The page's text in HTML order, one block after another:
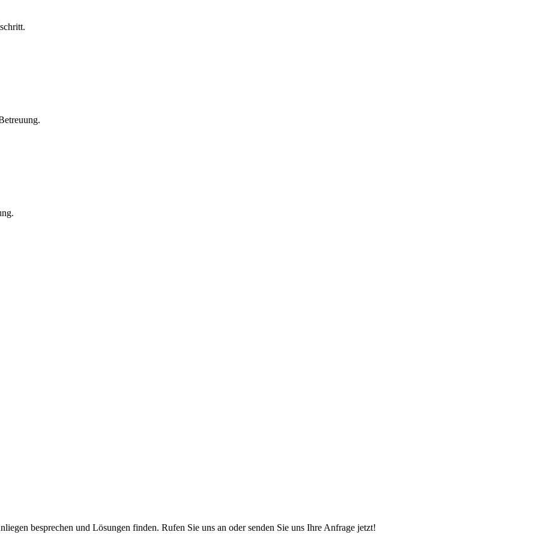
besprechen und Lösungen finden. Rufen Sie uns an oder senden Sie uns Ihre Anfrage jetzt!